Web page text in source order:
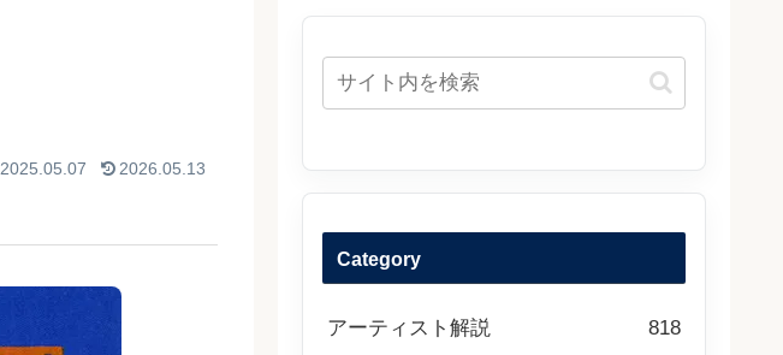
2025.05.07 2026.05.13
Category
アーティスト解説 818